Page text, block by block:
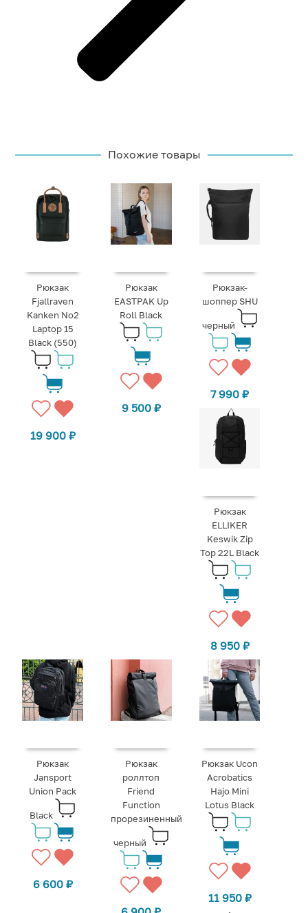
Похожие товары
Рюкзак
Fjallraven
Kanken No2
Laptop 15
Black (550)
19 900 ₽
Рюкзак
EASTPAK Up
Roll Black
9 500 ₽
Рюкзак-
шоппер SHU
черный
7 990₽
Рюкзак
ELLIKER
Keswik Zip
Top 22L Black
8 950 ₽
Рюкзак
Jansport
Union Pack
Black
6 600 ₽
Рюкзак
роллтоп
Friend
Function
прорезиненный
черный
Рюкзак Ucon
Acrobatics
Hajo Mini
Lotus Black
11 950 ₽